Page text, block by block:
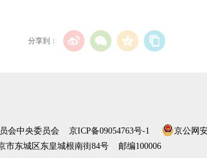
分享到：
员会中央委员会 京ICP备09054763号-1
京公网
市东城区东皇城根南街84号 邮编100006